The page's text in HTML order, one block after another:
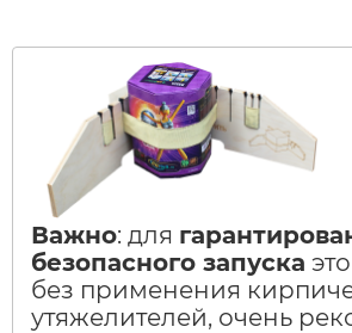
Важно: для
безопасного запуска
без применения
утяжелителей, очень